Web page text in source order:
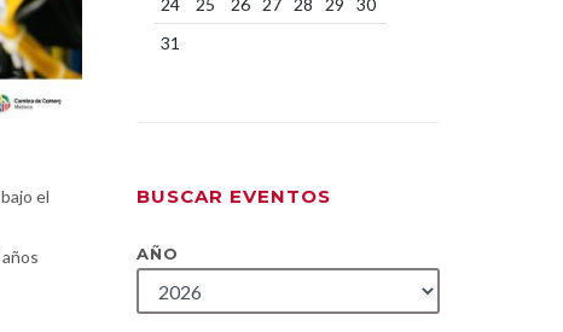
el
24
25 26 27 28 29
30
31
BUSCAR EVENTOS
AÑO